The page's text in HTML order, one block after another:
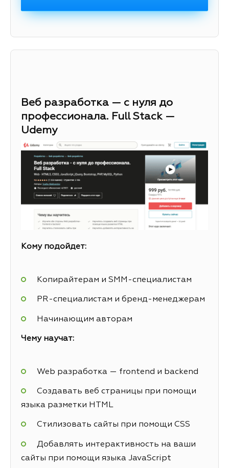
Веб разработка — с нуля до
профессионала. Full Stack —
Udemy
Кому подойдет:
Копирайтерам и SMM-специалистам
PR-специалистам и бренд-менеджерам
Начинающим авторам
Чему научат:
Web разработка — frontend и backend
Создавать веб страницы при помощи
языка разметки HTML
Стилизовать сайты при помощи CSS
Добавлять интерактивность на ваши
сайты при помощи языка JavaScript